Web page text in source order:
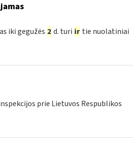
iki gegužės 2 d. turi ir tie nuolatiniai
prie Lietuvos Respublikos